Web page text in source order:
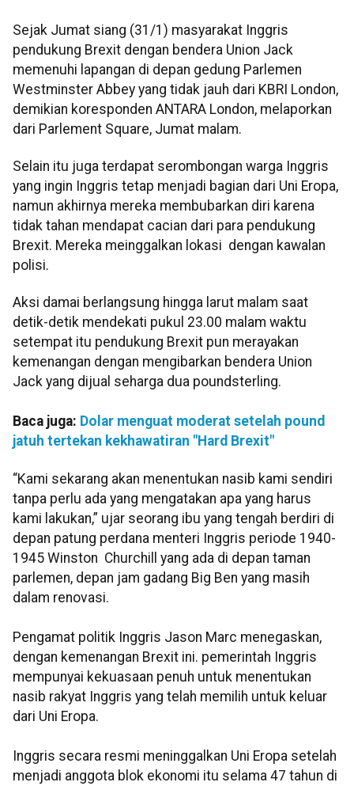
Sejak Jumat siang (31/1) masyarakat Inggris
pendukung Brexit dengan bendera Union Jack
memenuhi lapangan di depan gedung Parlemen
Westminster Abbey yang tidak jauh dari KBRI London,
demikian koresponden ANTARA London, melaporkan
dari Parlement Square, Jumat malam.
Selain itu juga terdapat serombongan warga Inggris
yang ingin Inggris tetap menjadi bagian dari Uni Eropa,
namun akhirnya mereka membubarkan diri karena
tidak tahan mendapat cacian dari para pendukung
Brexit. Mereka meinggalkan lokasi dengan kawalan
polisi.
Aksi damai berlangsung hingga larut malam saat
detik-detik mendekati pukul 23.00 malam waktu
setempat itu pendukung Brexit pun merayakan
kemenangan dengan mengibarkan bendera Union
Jack yang dijual seharga dua poundsterling.
Baca juga: Dolar menguat moderat setelah pound
jatuh tertekan kekhawatiran "Hard Brexit"
“Kami sekarang akan menentukan nasib kami sendiri
tanpa perlu ada yang mengatakan apa yang harus
kami lakukan,” ujar seorang ibu yang tengah berdiri di
depan patung perdana menteri Inggris periode 1940-
1945 Winston Churchill yang ada di depan taman
parlemen, depan jam gadang Big Ben yang masih
dalam renovasi.
Pengamat politik Inggris Jason Marc menegaskan,
dengan kemenangan Brexit ini. pemerintah Inggris
mempunyai kekuasaan penuh untuk menentukan
nasib rakyat Inggris yang telah memilih untuk keluar
dari Uni Eropa.
Inggris secara resmi meninggalkan Uni Eropa setelah
menjadi anggota blok ekonomi itu selama 47 tahun di